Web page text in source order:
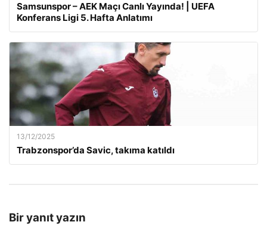
Samsunspor – AEK Maçı Canlı Yayında! | UEFA
Konferans Ligi 5. Hafta Anlatımı
13/12/2025
Trabzonspor’da Savic, takıma katıldı
Bir yanıt yazın